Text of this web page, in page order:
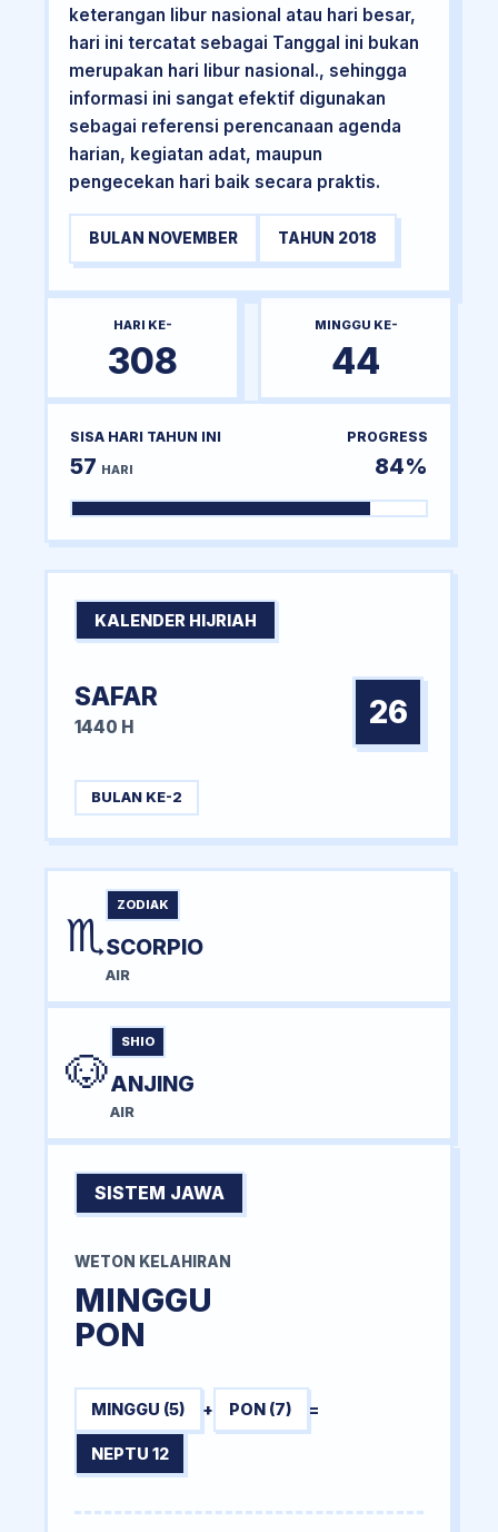
keterangan libur nasional atau hari besar,
hari ini tercatat sebagai Tanggal ini bukan
merupakan hari libur nasional., sehingga
informasi ini sangat efektif digunakan
sebagai referensi perencanaan agenda
harian, kegiatan adat, maupun
pengecekan hari baik secara praktis.
BULAN NOVEMBER TAHUN 2018
HARI KE-
308
MINGGU KE-
44
SISA HARI TAHUN INI
57 HARI
PROGRESS
84%
KALENDER HIJRIAH
SAFAR
1440 H 26
BULAN KE-2
♏
ZODIAK
SCORPIO
AIR
🐶
SHIO
ANJING
AIR
SISTEM JAWA
WETON KELAHIRAN
MINGGU
PON
MINGGU (5) + PON (7) =
NEPTU 12